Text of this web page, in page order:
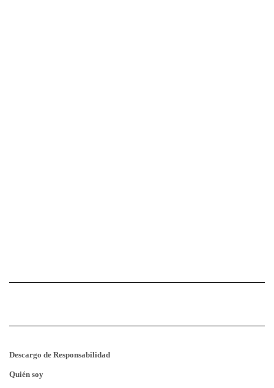
Descargo de Responsabilidad
Quién soy